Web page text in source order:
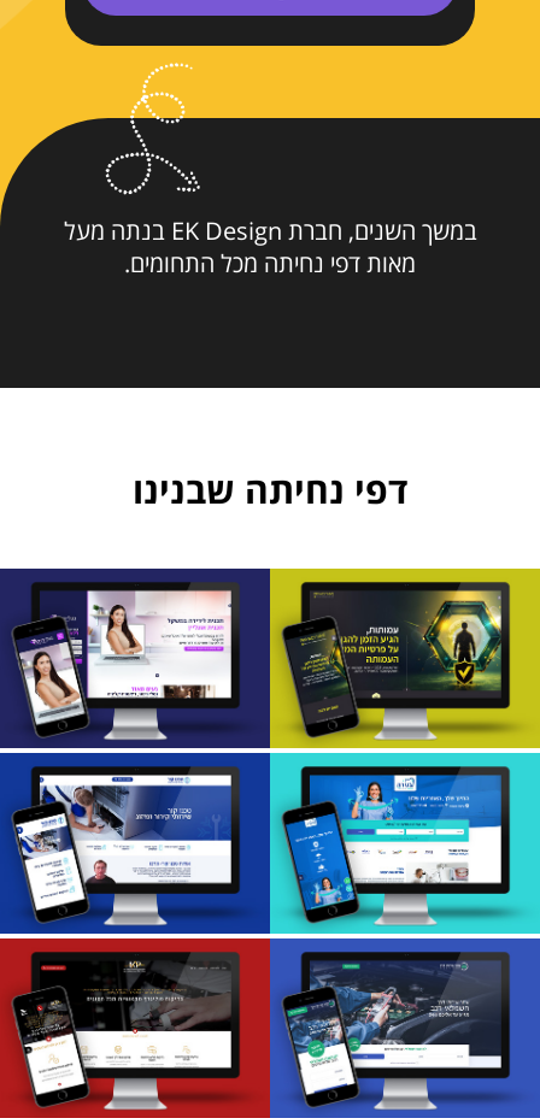
במשך השנים, חברת EK Design בנתה מעל
מאות דפי נחיתה מכל התחומים.
דפי נחיתה שבנינו
הגנת פרטיות Privacy
Hive
נטלי ורסנו דאיטנית
קלינית
עטרה שיניים- חדרה טכנו קור- מרכז